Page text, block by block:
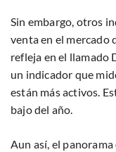
Sin embargo, otros
venta en el mercado
refleja en el llamado
un indicador que
están más activos.
bajo del año.
Aun así, el